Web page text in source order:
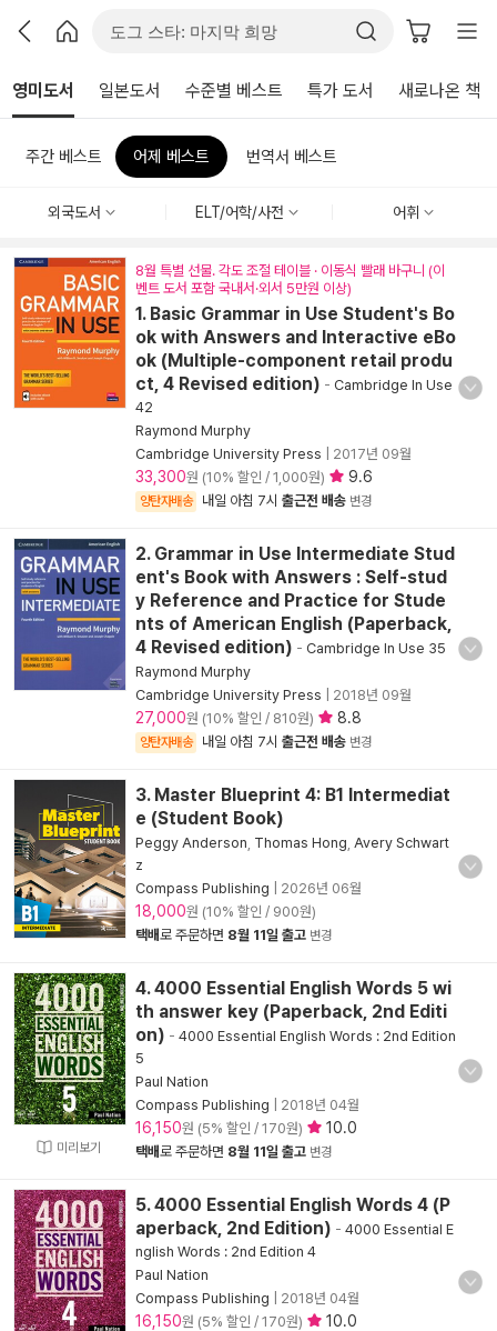
영미도서 일본도서 수준별 베스트 특가 도서 새로나온 책
주간 베스트 어제 베스트 번역서 베스트
외국도서 ELT/어학/사전 어휘
8월 특별 선물. 각도 조절 테이블 · 이동식 빨래 바구니 (이
벤트 도서 포함 국내서·외서 5만원 이상)
1. Basic Grammar in Use Student's Bo
ok with Answers and Interactive eBo
ok (Multiple-component retail produ
ct, 4 Revised edition) - Cambridge In Use
42
Raymond Murphy
Cambridge University Press
2017년 09월
33,300원 (10% 할인 / 1,000원) 9.6
양탄자배송 내일 아침 7시 출근전 배송 변경
2. Grammar in Use Intermediate Stud
ent's Book with Answers : Self-stud
y Reference and Practice for Stude
nts of American English (Paperback,
4 Revised edition) - Cambridge In Use 35
Raymond Murphy
Cambridge University Press
2018년 09월
27,000원 (10% 할인 / 810원) 8.8
양탄자배송 내일 아침 7시 출근전 배송 변경
3. Master Blueprint 4: B1 Intermediat
e (Student Book)
Peggy Anderson Thomas Hong Avery Schwart
z
Compass Publishing
2026년 06월
18,000원 (10% 할인 / 900원)
택배로 주문하면 8월 11일 출고 변경
미리보기
4. 4000 Essential English Words 5 wi
th answer key (Paperback, 2nd Editi
on) - 4000 Essential English Words : 2nd Edition
5
Paul Nation
Compass Publishing
2018년 04월
16,150원 (5% 할인 / 170원) 10.0
택배로 주문하면 8월 11일 출고 변경
5. 4000 Essential English Words 4 (P
aperback, 2nd Edition) - 4000 Essential E
nglish Words : 2nd Edition 4
Paul Nation
Compass Publishing
2018년 04월
16,150원 (5% 할인 / 170원) 10.0